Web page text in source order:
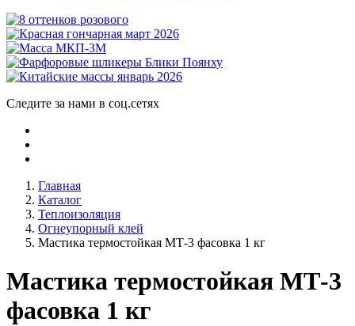
Следите за нами в соц.сетях
Главная
Каталог
Теплоизоляция
Огнеупорный клей
Мастика термостойкая МТ-3 фасовка 1 кг
Мастика термостойкая МТ-3
фасовка 1 кг